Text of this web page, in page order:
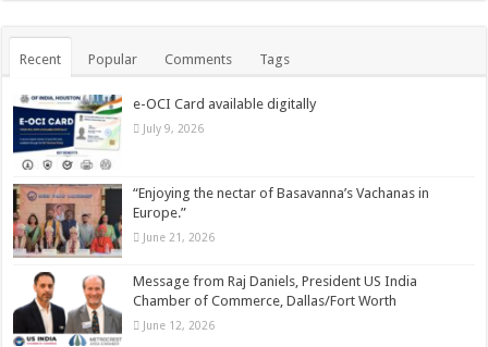
Recent Popular Comments Tags
e-OCI Card available digitally
July 9, 2026
“Enjoying the nectar of Basavanna’s Vachanas in
Europe.”
June 21, 2026
Message from Raj Daniels, President US India
Chamber of Commerce, Dallas/Fort Worth
June 12, 2026